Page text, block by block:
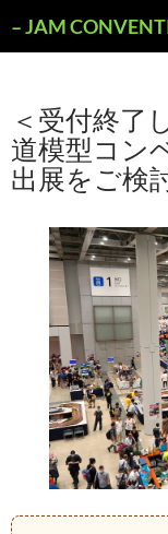
ツ
へ
ス
＜受付終了
道模型コン
出展をご検